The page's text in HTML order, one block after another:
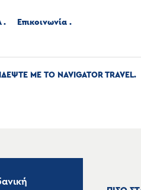
Επικοινωνία
ΜΕ ΤΟ NAVIGATOR TRAVEL